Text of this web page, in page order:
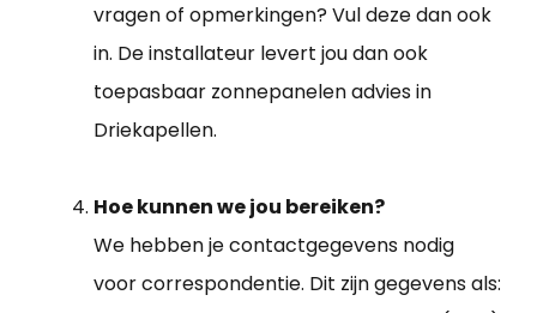
vragen of opmerkingen? Vul deze dan ook
in. De installateur levert jou dan ook
toepasbaar zonnepanelen advies in
Driekapellen.
Hoe kunnen we jou bereiken?
We hebben je contactgegevens nodig
voor correspondentie. Dit zijn gegevens als: